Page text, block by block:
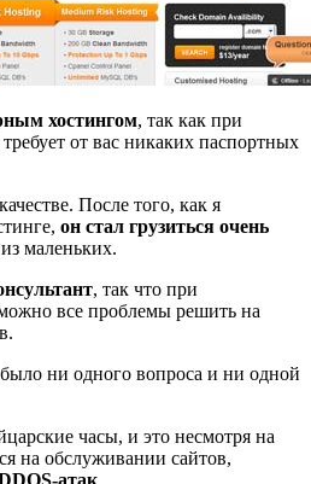
хостингом, так как при
от вас никаких паспортных
После того, как я
он стал грузиться очень
маленьких.
, так что при
все проблемы решить на
ни одного вопроса и ни одной
часы, и это несмотря на
на обслуживании сайтов,